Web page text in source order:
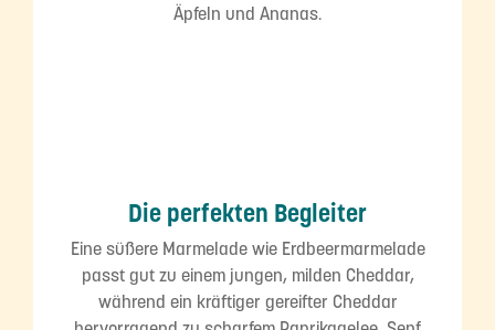
Äpfeln und Ananas.
Die perfekten Begleiter
Eine süßere Marmelade wie Erdbeermarmelade
passt gut zu einem jungen, milden Cheddar,
während ein kräftiger gereifter Cheddar